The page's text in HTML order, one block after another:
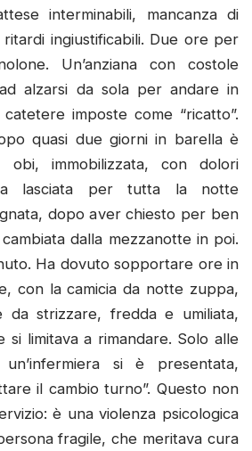
interminabili, mancanza di
ritardi ingiustificabili. Due ore per
Un’anziana con costole
alzarsi da sola per andare in
imposte come “ricatto”.
quasi due giorni in barella è
immobilizzata, con dolori
lasciata per tutta la notte
dopo aver chiesto per ben
dalla mezzanotte in poi.
Ha dovuto sopportare ore in
con la camicia da notte zuppa,
da strizzare, fredda e umiliata,
si limitava a rimandare. Solo alle
si è presentata,
il cambio turno”. Questo non
è una violenza psicologica
fragile, che meritava cura